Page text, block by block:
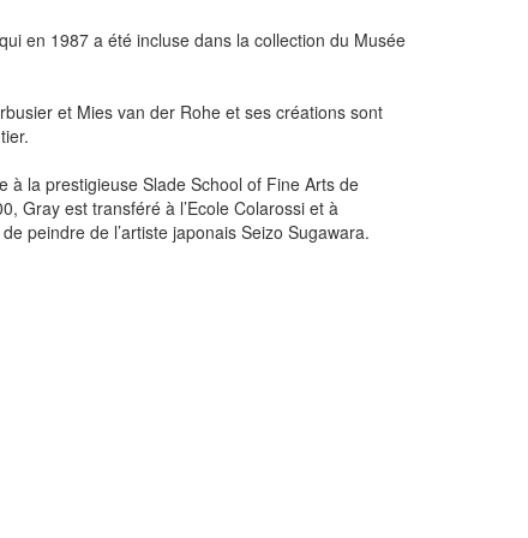
en 1987 a été incluse dans la collection du Musée
et Mies van der Rohe et ses créations sont
à la prestigieuse Slade School of Fine Arts de
Gray est transféré à l’Ecole Colarossi et à
peindre de l’artiste japonais Seizo Sugawara.